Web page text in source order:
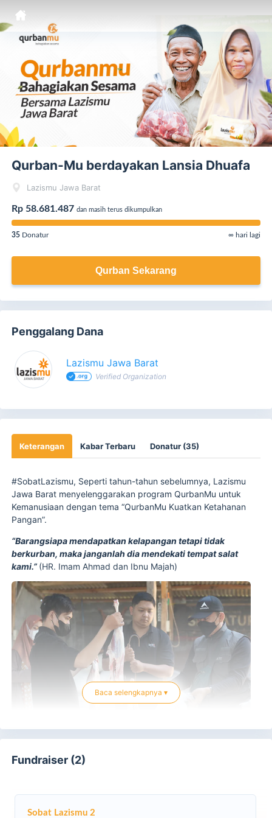
Qurban-Mu berdayakan Lansia Dhuafa
Lazismu Jawa Barat
Rp 58.681.487 dan masih terus dikumpulkan
35 Donatur ∞ hari lagi
Qurban Sekarang
Penggalang Dana
Lazismu Jawa Barat
Verified Organization
Keterangan Kabar Terbaru Donatur (35)
#SobatLazismu, Seperti tahun-tahun sebelumnya, Lazismu
Jawa Barat menyelenggarakan program QurbanMu untuk
Kemanusiaan dengan tema “QurbanMu Kuatkan Ketahanan
Pangan”.
“Barangsiapa mendapatkan kelapangan tetapi tidak
berkurban, maka janganlah dia mendekati tempat salat
kami.” (HR. Imam Ahmad dan Ibnu Majah)
Baca selengkapnya ▾
Fundraiser (2)
Sobat Lazismu 2